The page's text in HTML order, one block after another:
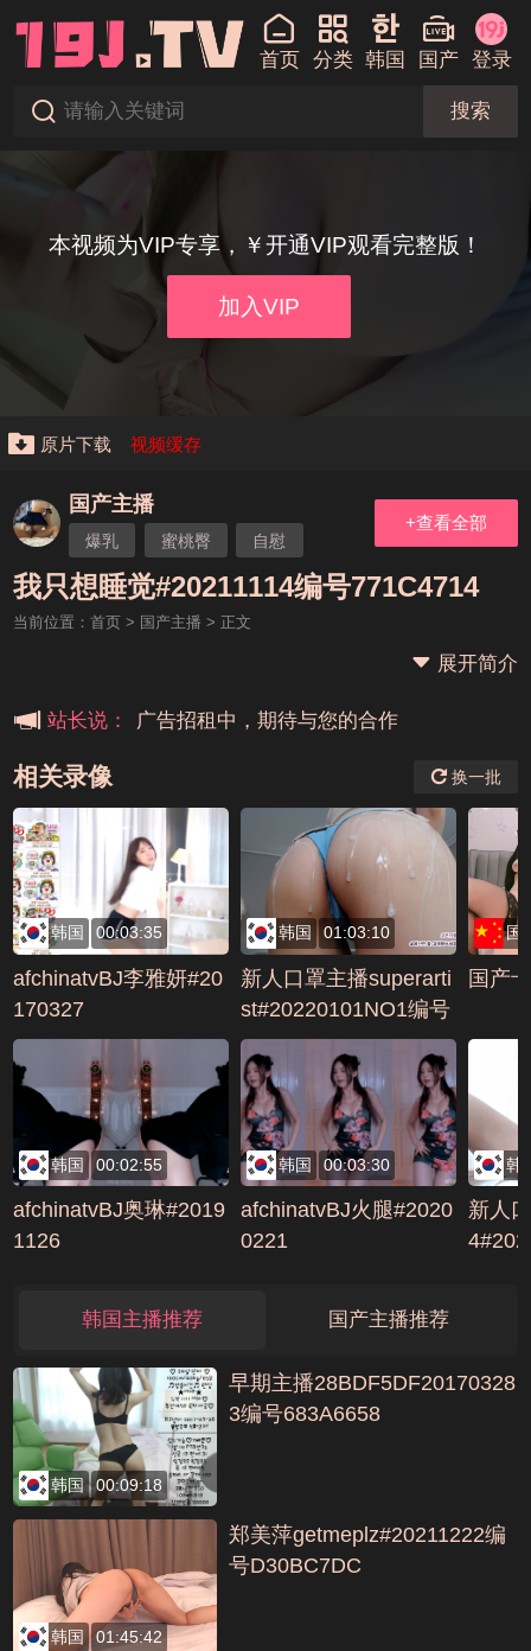
首页 分类 韩国 国产 登录
搜索
本视频为VIP专享，￥开通VIP观看完整版！
加入VIP
原片下载 视频缓存
国产主播
爆乳 蜜桃臀
自慰
国产主播
+查看全部
我只想睡觉#20211114编号771C4714
当前位置： 首页> 国产主播 > 正文
展开简介
站长说：
本站大事件(19j网站发展历程)
广告招租中，期待与您的合作
相关录像 换一批
韩国 00:03:35
afchinatvBJ李雅妍#20
170327
韩国 01:03:10
新人口罩主播superarti
st#20220101NO1编号
8FD4107A
国
国产
韩国 00:02:55
afchinatvBJ奥琳#2019
1126
韩国 00:03:30
afchinatvBJ火腿#2020
0221
韩
新人
韩国主播推荐 国产主播推荐
韩国 00:09:18
早期主播28BDF5DF20170328
3编号683A6658
韩国 01:45:42
郑美萍getmeplz#20211222编
号D30BC7DC